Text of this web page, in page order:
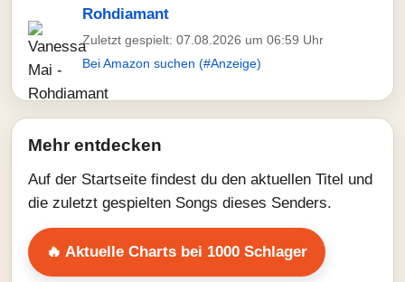
Rohdiamant
Zuletzt gespielt: 07.08.2026 um 06:59 Uhr
Bei Amazon suchen (#Anzeige)
Mehr entdecken
Auf der Startseite findest du den aktuellen Titel und
die zuletzt gespielten Songs dieses Senders.
🔥 Aktuelle Charts bei 1000 Schlager